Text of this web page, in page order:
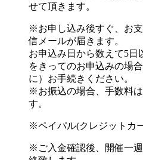
せて頂きます。
※お申し込み後すぐ、お
信メールが届きます。
お申込み日から数えて5日
をきってのお申込みの場
に）お手続きください。
※お振込の場合、手数料
す。
※ペイパル(クレジットカ
※ご入金確認後、開催一